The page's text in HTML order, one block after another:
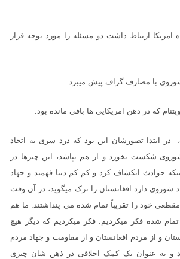
امریکا ارتباط داشت دو مسئله را مورد توجه قرار
با مصارف گزاف پیش میبرد
که در ذهن امریکایی ها باقی مانده بود.
در ابتدا تصورشان این بود که درد سری به اتحاد
شکست بخورد و از هم بپاشد، این چیزها در
حوادث انکشاف کرد و کم کم دنیا فهمید و جهاد
دارد افغانستان را ترک میگوید، در آن وقت
خود را تقریباً تمام شده می پنداشتند. ما هم
شده فکر میکردیم. فکر میکردیم که دیگر هیچ
و از مردم افغانستان و از مقاومت و جهاد مردم
و به عنوان یک کمک اخلاقی در ذهن شان چیزی